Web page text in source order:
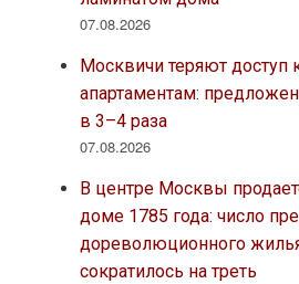
07.08.2026
Москвичи теряют
апартаментам:
в 3–4 раза
07.08.2026
В центре Москвы
доме 1785 года: число
дореволюционного
сократилось на треть